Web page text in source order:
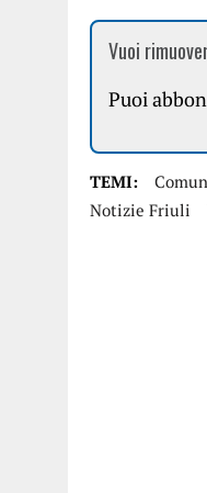
Vuoi
Puoi
TEMI:
Notizie Friuli